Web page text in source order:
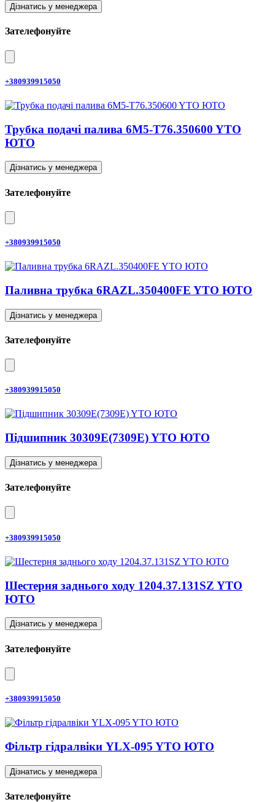
Дізнатись у менеджера
Зателефонуйте
+380939915050
Трубка подачі палива 6M5-T76.350600 YTO
ЮТО
Дізнатись у менеджера
Зателефонуйте
+380939915050
Паливна трубка 6RAZL.350400FE YTO ЮТО
Дізнатись у менеджера
Зателефонуйте
+380939915050
Підшипник 30309E(7309E) YTO ЮТО
Дізнатись у менеджера
Зателефонуйте
+380939915050
Шестерня заднього ходу 1204.37.131SZ YTO
ЮТО
Дізнатись у менеджера
Зателефонуйте
+380939915050
Фільтр гідралвіки YLX-095 YTO ЮТО
Дізнатись у менеджера
Зателефонуйте